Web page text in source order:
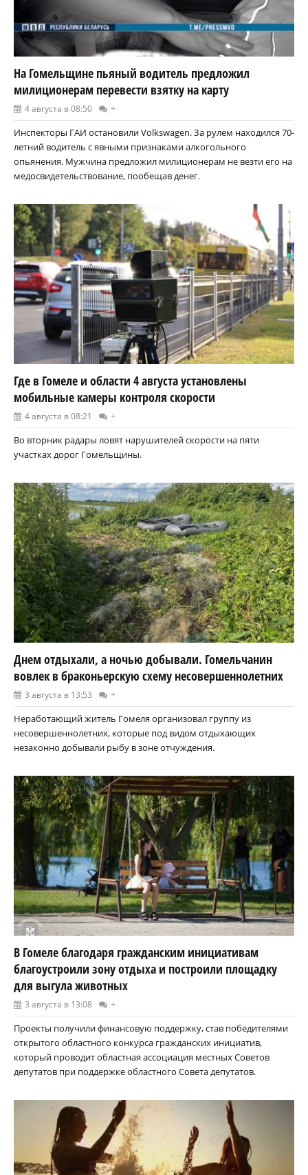
На Гомельщине пьяный водитель предложил
милиционерам перевести взятку на карту
4 августа в 08:50 +
Инспекторы ГАИ остановили Volkswagen. За рулем находился 70-
летний водитель с явными признаками алкогольного
опьянения. Мужчина предложил милиционерам не везти его на
медосвидетельствование, пообещав денег.
Где в Гомеле и области 4 августа установлены
мобильные камеры контроля скорости
4 августа в 08:21 +
Во вторник радары ловят нарушителей скорости на пяти
участках дорог Гомельщины.
Днем отдыхали, а ночью добывали. Гомельчанин
вовлек в браконьерскую схему несовершеннолетних
3 августа в 13:53 +
Неработающий житель Гомеля организовал группу из
несовершеннолетних, которые под видом отдыхающих
незаконно добывали рыбу в зоне отчуждения.
В Гомеле благодаря гражданским инициативам
благоустроили зону отдыха и построили площадку
для выгула животных
3 августа в 13:08 +
Проекты получили финансовую поддержку, став победителями
открытого областного конкурса гражданских инициатив,
который проводит областная ассоциация местных Советов
депутатов при поддержке областного Совета депутатов.